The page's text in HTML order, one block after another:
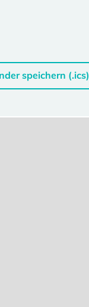
speichern (.ics)